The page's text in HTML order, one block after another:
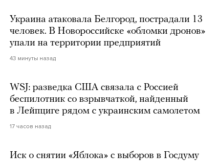
Украина атаковала Белгород, пострадали 13
человек. В Новороссийске «обломки дронов»
упали на территории предприятий
43 минуты назад
WSJ: разведка США связала с Россией
беспилотник со взрывчаткой, найденный
в Лейпциге рядом с украинским самолетом
17 часов назад
Иск о снятии «Яблока» с выборов в Госдуму